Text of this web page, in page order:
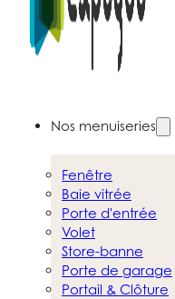
Nos menuiseries
Fenêtre
Baie vitrée
Porte d'entrée
Volet
Store-banne
Porte de garage
Portail & Clôture